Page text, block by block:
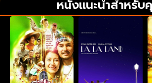
หนังแนะนำสำหรั